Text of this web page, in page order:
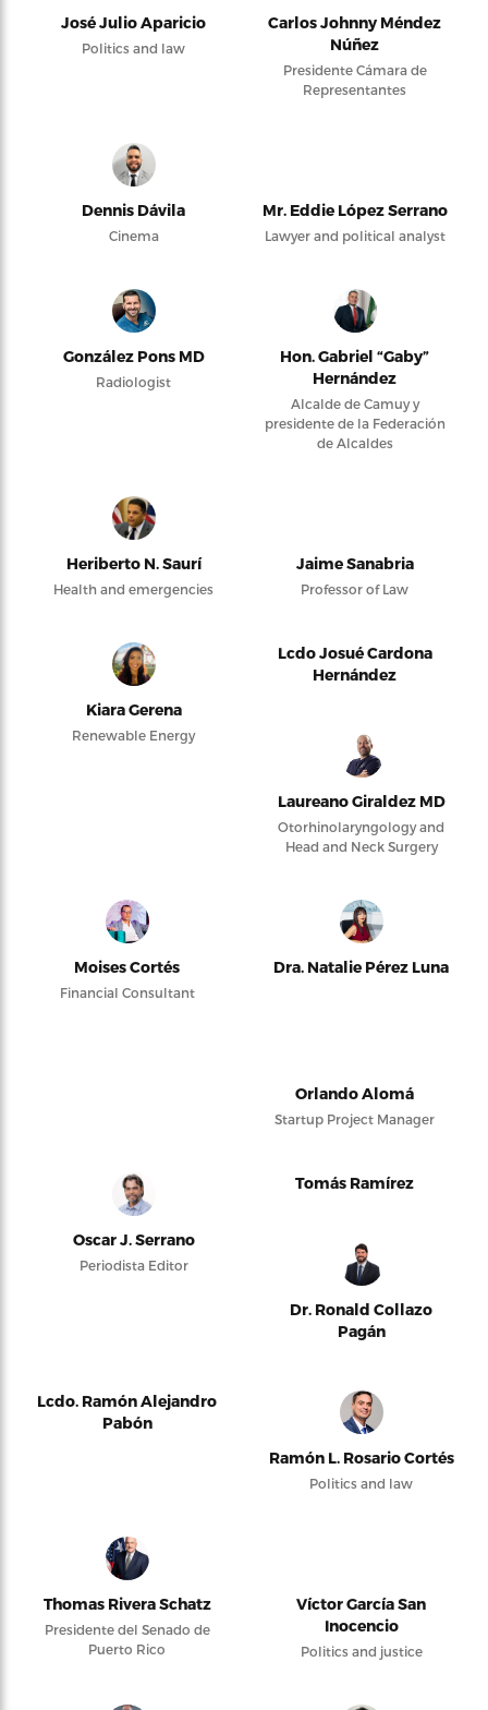
José Julio Aparicio
Politics and law
Carlos Johnny Méndez
Núñez
Presidente Cámara de
Representantes
Dennis Dávila
Cinema
Mr. Eddie López Serrano
Lawyer and political analyst
González Pons MD
Radiologist
Hon. Gabriel “Gaby”
Hernández
Alcalde de Camuy y
presidente de la Federación
de Alcaldes
Heriberto N. Saurí
Health and emergencies
Jaime Sanabria
Professor of Law
Kiara Gerena
Renewable Energy
Lcdo Josué Cardona
Hernández
Laureano Giraldez MD
Otorhinolaryngology and
Head and Neck Surgery
Moises Cortés
Financial Consultant
Dra. Natalie Pérez Luna
Orlando Alomá
Startup Project Manager
Oscar J. Serrano
Periodista Editor
Tomás Ramírez
Dr. Ronald Collazo
Pagán
Lcdo. Ramón Alejandro
Pabón
Ramón L. Rosario Cortés
Politics and law
Thomas Rivera Schatz
Presidente del Senado de
Puerto Rico
Víctor García San
Inocencio
Politics and justice